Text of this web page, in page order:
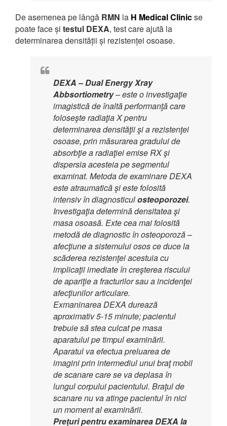
De asemenea pe lângă RMN la H Medical Clinicse
poate face și testul DEXA, test care ajută la
determinarea densității și rezistenței osoase.
DEXA – Dual Energy Xray
Abbsortiometry– este o investigaţie
imagistică de înaltă performanţă care
foloseşte radiaţia X pentru
determinarea densităţii şi a rezistenţei
osoase, prin măsurarea gradului de
absorbţie a radiaţiei emise RX şi
dispersia acesteia pe segmentul
examinat. Metoda de examinare DEXA
este atraumatică şi este folosită
intensiv în diagnosticulosteoporozei.
Investigaţia determină densitatea şi
masa osoasă. Exte cea mai folosită
metodă de diagnostic în osteoporoză –
afecţiune a sistemului osos ce duce la
scăderea rezistenţei acestuia cu
implicaţii imediate în creşterea riscului
de apariţie a fracturilor sau a incidenţei
afecţiunilor articulare.
Exmaninarea DEXA durează
aproximativ 5-15 minute; pacientul
trebuie să stea culcat pe masa
aparatului pe timpul examinării.
Aparatul va efectua preluarea de
imagini prin intermediul unui braţ mobil
de scanare care se va deplasa în
lungul corpului pacientului. Braţul de
scanare nu va atinge pacientul în nici
un moment al examinării.
Preţuri pentru examinarea DEXA la